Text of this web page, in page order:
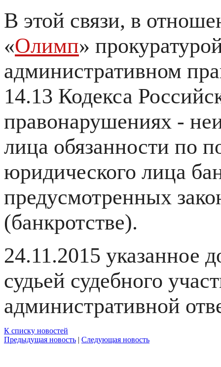
В этой связи, в
«Олимп»
административном
14.13 Кодекса
правонарушениях -
лица обязанности по
юридического лица
предусмотренных
(банкротстве).
24.11.2015 указанное
судьей судебного
административной
К списку новостей
Предыдущая новость | Следующая новость